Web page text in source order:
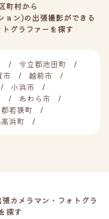
町村から
ン)の出張撮影ができる
グラファーを探す
今立郡池田町
市
越前市
小浜市
あわら市
若狭町
浜町
カメラマン・フォトグラ
探す